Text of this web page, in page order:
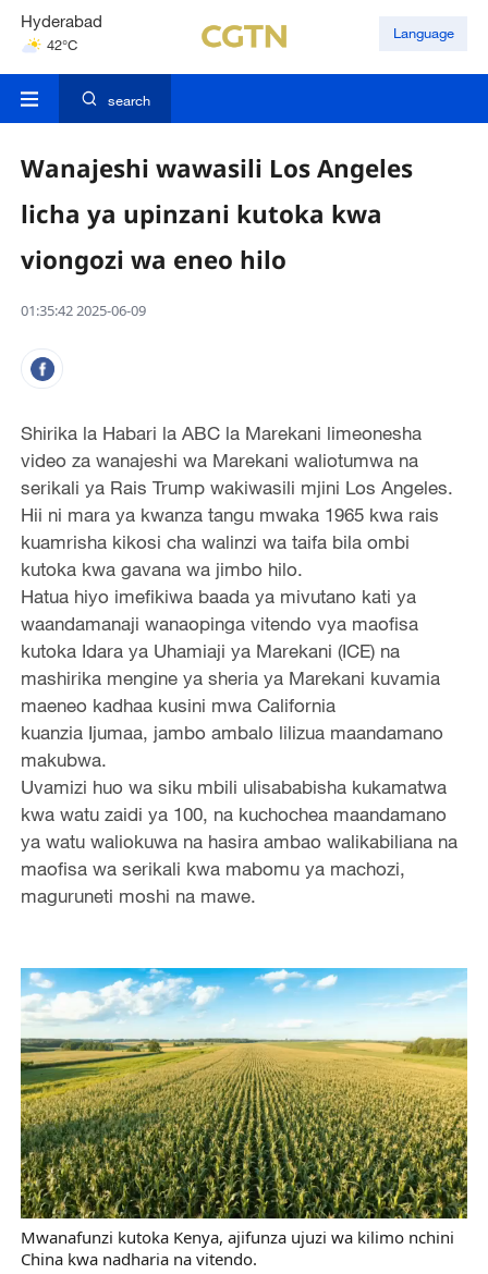
Hyderabad
42°C
Mumbai
Language
search
Wanajeshi wawasili Los Angeles
licha ya upinzani kutoka kwa
viongozi wa eneo hilo
01:35:42 2025-06-09
Shirika la Habari la ABC la Marekani limeonesha
video za wanajeshi wa Marekani waliotumwa na
serikali ya Rais Trump wakiwasili mjini Los Angeles.
Hii ni mara ya kwanza tangu mwaka 1965 kwa rais
kuamrisha kikosi cha walinzi wa taifa bila ombi
kutoka kwa gavana wa jimbo hilo.
Hatua hiyo imefikiwa baada ya mivutano kati ya
waandamanaji wanaopinga vitendo vya maofisa
kutoka Idara ya Uhamiaji ya Marekani (ICE) na
mashirika mengine ya sheria ya Marekani kuvamia
maeneo kadhaa kusini mwa California
kuanzia Ijumaa, jambo ambalo lilizua maandamano
makubwa.
Uvamizi huo wa siku mbili ulisababisha kukamatwa
kwa watu zaidi ya 100, na kuchochea maandamano
ya watu waliokuwa na hasira ambao walikabiliana na
maofisa wa serikali kwa mabomu ya machozi,
maguruneti moshi na mawe.
Mwanafunzi kutoka Kenya, ajifunza ujuzi wa kilimo nchini
China kwa nadharia na vitendo.